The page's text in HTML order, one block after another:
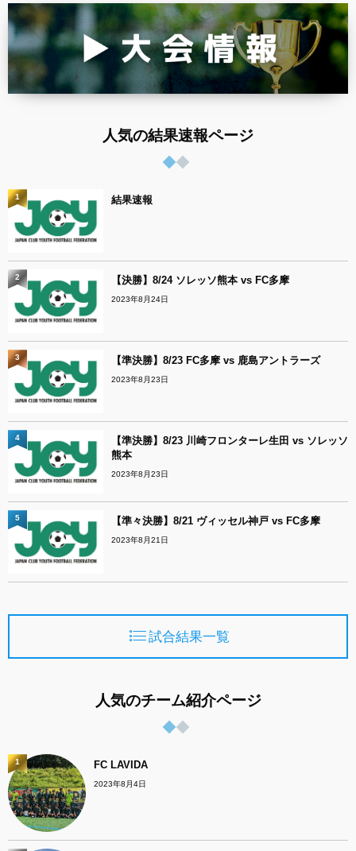
人気の結果速報ページ
結果速報
1
【決勝】8/24 ソレッソ熊本 vs FC多摩
2023年8月24日
2
【準決勝】8/23 FC多摩 vs 鹿島アントラーズ
2023年8月23日
3
【準決勝】8/23 川崎フロンターレ生田 vs ソレッソ
熊本
2023年8月23日
4
【準々決勝】8/21 ヴィッセル神戸 vs FC多摩
2023年8月21日
5
試合結果一覧
人気のチーム紹介ページ
FC LAVIDA
2023年8月4日
1